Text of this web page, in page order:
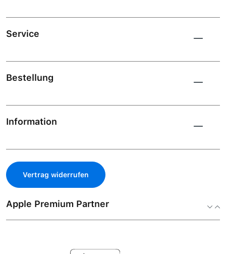
Service
Bestellung
Information
Vertrag widerrufen
Apple Premium Partner